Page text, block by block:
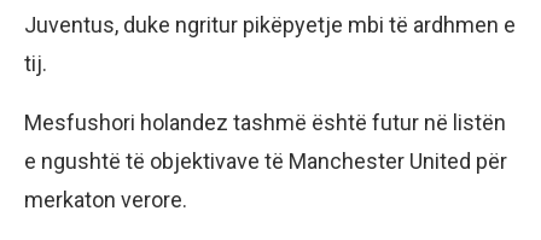
Juventus, duke ngritur pikëpyetje mbi të ardhmen e
tij.
Mesfushori holandez tashmë është futur në listën
e ngushtë të objektivave të Manchester United për
merkaton verore.